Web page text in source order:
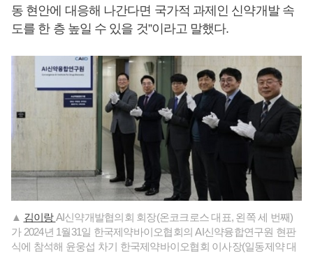
동 현안에 대응해 나간다면 국가적 과제인 신약개발 속
도를 한 층 높일 수 있을 것”이라고 말했다.
▲ 김이랑AI신약개발협의회 회장(온코크로스 대표, 왼쪽 세 번째)
가 2024년 1월31일 한국제약바이오협회의 AI신약융합연구원 현판
식에 참석해 윤웅섭 차기 한국제약바이오협회 이사장(일동제약 대